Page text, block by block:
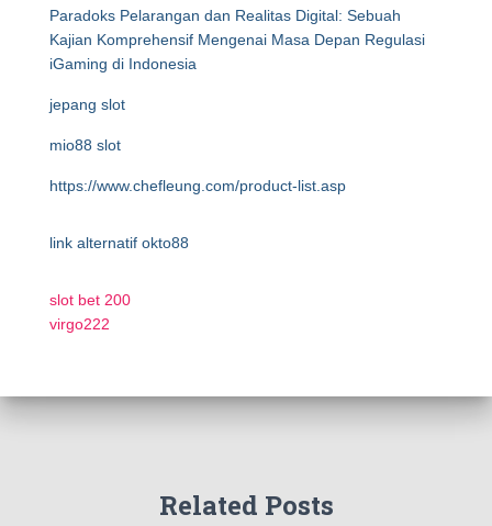
Paradoks Pelarangan dan Realitas Digital: Sebuah
Kajian Komprehensif Mengenai Masa Depan Regulasi
iGaming di Indonesia
jepang slot
mio88 slot
https://www.chefleung.com/product-list.asp
link alternatif okto88
slot bet 200
virgo222
Related Posts